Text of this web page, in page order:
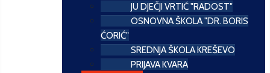
JU DJEČJI VRTIĆ "RADOST"
OSNOVNA ŠKOLA "DR. BORIS
ĆORIĆ"
SREDNJA ŠKOLA KREŠEVO
PRIJAVA KVARA